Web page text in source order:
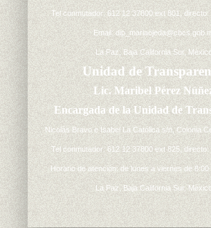
Tel conmutador: 612 12 37800 ext 801, directo:
Email:
La Paz, Baja California Sur,
Unidad de
Lic. Maribel Pérez
Encargada de la Unidad de
Nicolás Bravo e Isabel La Católica s/n, Colonia
Tel conmutador: 612 12 37800 ext 825, directo:
Horario de atención: de lunes a viernes de 8:00
La Paz, Baja California Sur,